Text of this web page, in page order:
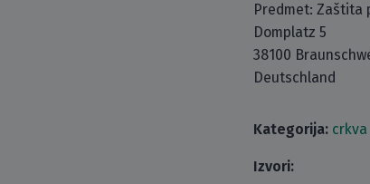
Predmet: Zaštita
Domplatz 5
38100
Deutschland
Kategorija: crkva
Izvori: